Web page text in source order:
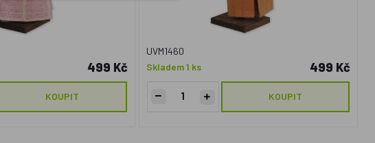
499 Kč
KOUPIT
UVM1460
Skladem 1 ks
499 Kč
KOUPIT